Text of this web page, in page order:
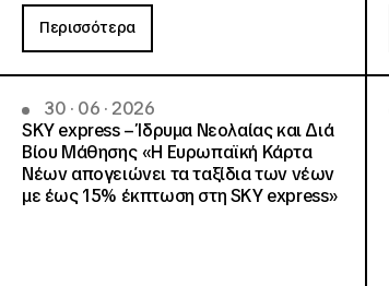
Περισσότερα
30 · 06 · 2026
SKY express – Ίδρυμα Νεολαίας και Διά
Βίου Μάθησης «Η Ευρωπαϊκή Κάρτα
Νέων απογειώνει τα ταξίδια των νέων
με έως 15% έκπτωση στη SKY express»